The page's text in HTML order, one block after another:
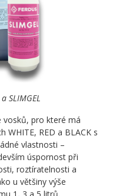
SLIMGEL
vosků, pro které má
WHITE, RED a BLACK s
vlastnosti –
úspornost při
roztíratelnosti a
u většiny výše